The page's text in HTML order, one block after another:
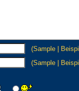
(Sample |
(Sample |